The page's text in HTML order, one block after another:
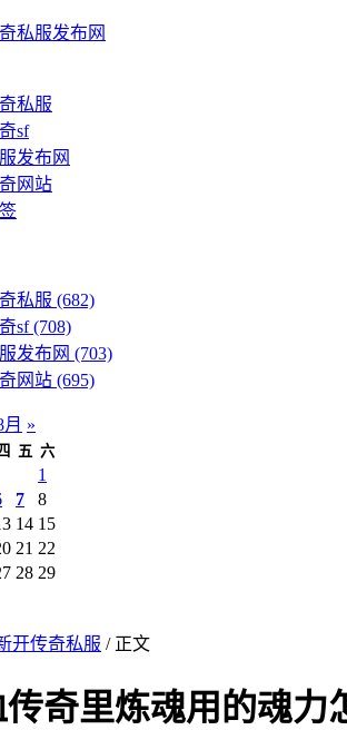
私服
sf
发布网
网站
私服 (682)
sf(708)
发布网 (703)
网站 (695)
»
五 六
1
7
8
14 15
21 22
28 29
开传奇私服 / 正文
奇里炼魂用的魂力